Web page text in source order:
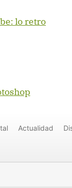
lo retro
Actualidad